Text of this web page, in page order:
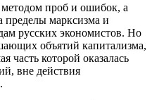
проб и ошибок, а
пределы марксизма и
русских экономистов. Но
объятий капитализма,
часть которой оказалась
вне действия